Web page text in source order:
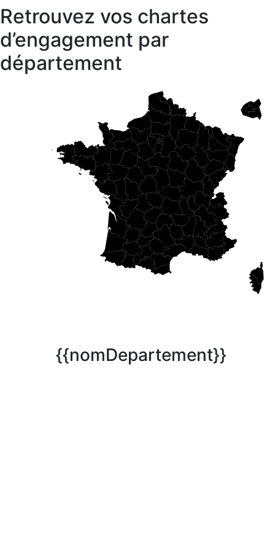
Retrouvez vos chartes
d’engagement par
département
{{nomDepartement}}